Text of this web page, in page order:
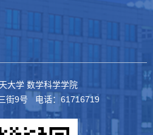
大学 数学科学学院
街9号 电话：61716719